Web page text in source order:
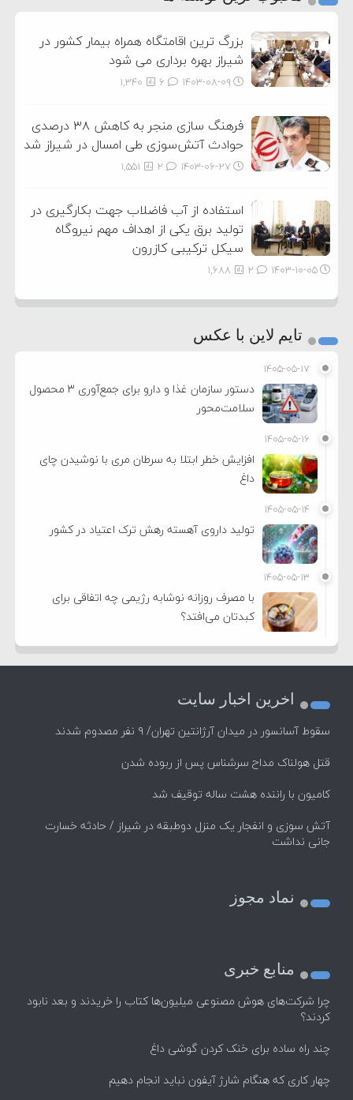
بزرگ ترین اقامتگاه همراه بیمار کشور در
شیراز بهره برداری می شود
۱۴۰۳-۰۸-۰۹ 1,340
فرهنگ سازی منجر به کاهش ۳۸ درصدی
حوادث آتش‌سوزی طی امسال در شیراز شد
۱۴۰۳-۰۶-۲۷ 1,551
استفاده از آب فاضلاب جهت بکارگیری در
تولید برق یکی از اهداف مهم نیروگاه
سیکل ترکیبی کازرون
۱۴۰۳-۱۰-۰۵ 1,688
تایم لاین با عکس
۱۴۰۵-۰۵-۱۷
دستور سازمان غذا و دارو برای جمع‌آوری ۳ محصول
سلامت‌محور
۱۴۰۵-۰۵-۱۶
افزایش خطر ابتلا به سرطان مری با نوشیدن چای
داغ
۱۴۰۵-۰۵-۱۴
تولید داروی آهسته رهش ترک اعتیاد در کشور
۱۴۰۵-۰۵-۱۳
با مصرف روزانه نوشابه رژیمی چه اتفاقی برای
کبدتان می‌افتد؟
اخرین اخبار سایت
سقوط آسانسور در میدان آرژانتین تهران/ ۹ نفر مصدوم شدند
قتل هولناک مداح سرشناس پس از ربوده شدن
کامیون با راننده هشت ساله توقیف شد
آتش سوزی و انفجار یک منزل دوطبقه در شیراز / حادثه خسارت
جانی نداشت
نماد مجوز
منابع خبری
چرا شرکت‌های هوش مصنوعی میلیون‌ها کتاب را خریدند و بعد نابود
کردند؟
چند راه‌ ساده برای خنک کردن گوشی داغ
چهار کاری که هنگام شارژ آیفون نباید انجام دهیم